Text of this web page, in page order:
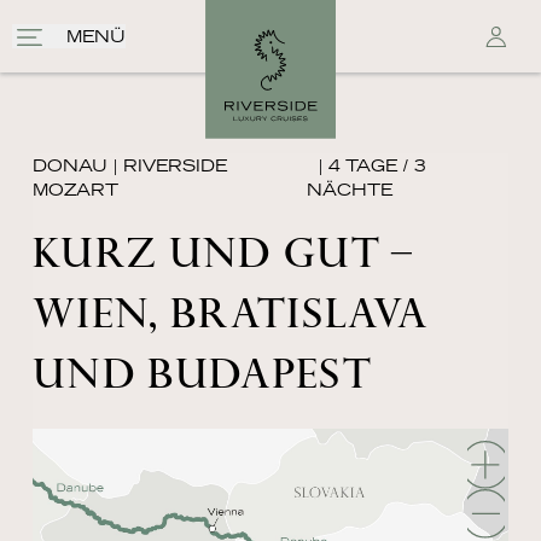
MENÜ
DONAU | RIVERSIDE
MOZART
| 4 TAGE / 3
NÄCHTE
KURZ UND GUT –
WIEN, BRATISLAVA
UND BUDAPEST